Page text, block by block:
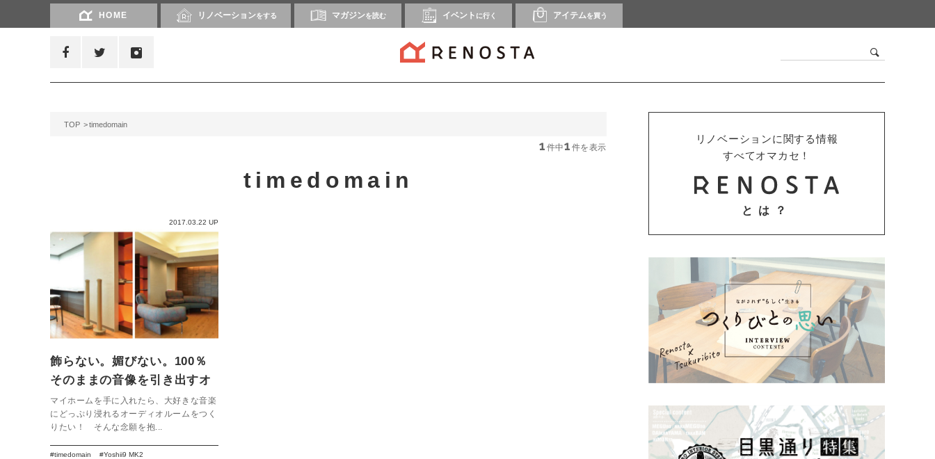
HOME リノベーションをする マガジンを読む イベント に行く アイテムを買う
TOP timedomain
1 件中1 件を表示
timedomain
2017.03.22 UP
飾らない。媚びない。100％
そのままの音像を引き出すオ
ーディオシステム。【タイム
ドメイン】
マイホームを手に入れたら、大好きな音楽
にどっぷり浸れるオーディオルームをつく
りたい！ そんな念願を抱...
timedomain
Yoshii9 MK2
リノベーションに関する情報
すべてオマカセ！
とは？